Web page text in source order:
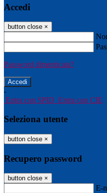
Accedi
button close ×
Password dimenticata?
-
Entra con SPID Entra con CIE
Seleziona utente
button close ×
Recupero password
button close ×
E-